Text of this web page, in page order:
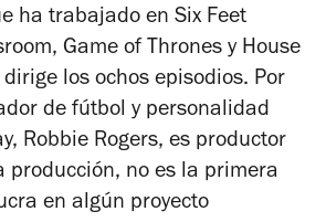
ha trabajado en Six Feet
Game of Thrones y House
los ochos episodios. Por
de fútbol y personalidad
Robbie Rogers, es productor
producción, no es la primera
en algún proyecto